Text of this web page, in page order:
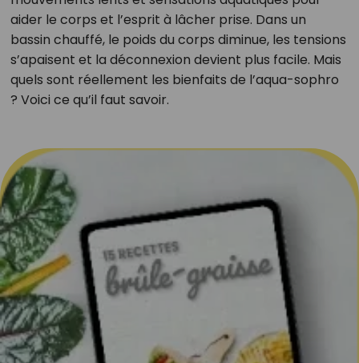
aider le corps et l’esprit à lâcher prise. Dans un
bassin chauffé, le poids du corps diminue, les tensions
s’apaisent et la déconnexion devient plus facile. Mais
quels sont réellement les bienfaits de l’aqua-sophro
? Voici ce qu’il faut savoir.